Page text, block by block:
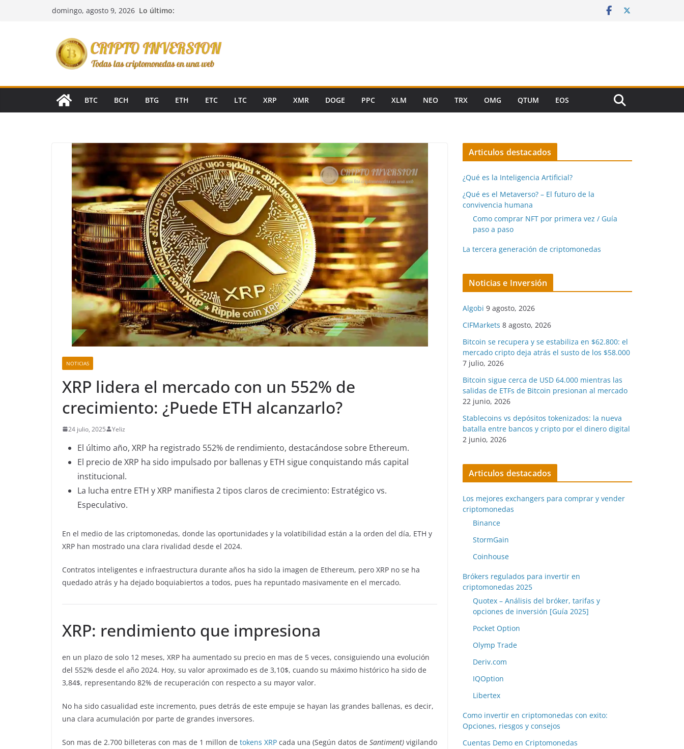
domingo, agosto 9, 2026 Lo último:
BTC BCH BTG ETH ETC LTC XRP XMR DOGE PPC XLM NEO TRX OMG QTUM EOS
NOTICIAS
XRP lidera el mercado con un 552% de
crecimiento: ¿Puede ETH alcanzarlo?
24 julio, 2025 Yeliz
El último año, XRP ha registrado 552% de rendimiento, destacándose sobre Ethereum.
El precio de XRP ha sido impulsado por ballenas y ETH sigue conquistando más capital
institucional.
La lucha entre ETH y XRP manifiesta 2 tipos claros de crecimiento: Estratégico vs.
Especulativo.
En el medio de las criptomonedas, donde las oportunidades y la volatibilidad están a la orden del día, ETH y
XRP han mostrado una clara rivalidad desde el 2024.
Contratos inteligentes e infraestructura durante años ha sido la imagen de Ethereum, pero XRP no se ha
quedado atrás y ha dejado boquiabiertos a todos, pues ha repuntado masivamente en el mercado.
XRP: rendimiento que impresiona
en un plazo de solo 12 meses, XRP ha aumentado su precio en mas de 5 veces, consiguiendo una evolución
del 552% desde el año 2024. Hoy, su valor aproximado es de 3,10$, cuando su máximo histórico ha sido de
3,84$, representando 82% de recuperación con respecto a su mayor valor.
No ha sido casualidad este incremento, pues detrás de este empuje se hayan las grandes ballenas, es decir,
una clara acumulación por parte de grandes inversores.
Son mas de 2.700 billeteras con mas de 1 millon de tokens XRP cada una (Según datos de Santiment) vigilando
Articulos destacados
¿Qué es la Inteligencia Artificial?
¿Qué es el Metaverso? – El futuro de la
convivencia humana
Como comprar NFT por primera vez / Guía
paso a paso
La tercera generación de criptomonedas
Noticias e Inversión
Algobi 9 agosto, 2026
CIFMarkets 8 agosto, 2026
Bitcoin se recupera y se estabiliza en $62.800: el
mercado cripto deja atrás el susto de los $58.000
7 julio, 2026
Bitcoin sigue cerca de USD 64.000 mientras las
salidas de ETFs de Bitcoin presionan al mercado
22 junio, 2026
Stablecoins vs depósitos tokenizados: la nueva
batalla entre bancos y cripto por el dinero digital
2 junio, 2026
Articulos destacados
Los mejores exchangers para comprar y vender
criptomonedas
Binance
StormGain
Coinhouse
Brókers regulados para invertir en
criptomonedas 2025
Quotex – Análisis del bróker, tarifas y
opciones de inversión [Guía 2025]
Pocket Option
Olymp Trade
Deriv.com
IQOption
Libertex
Como invertir en criptomonedas con exito:
Opciones, riesgos y consejos
Cuentas Demo en Criptomonedas